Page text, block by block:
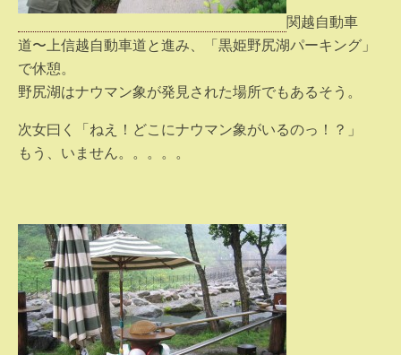
関越自動車
道〜上信越自動車道と進み、「黒姫野尻湖パーキング」
で休憩。
野尻湖はナウマン象が発見された場所でもあるそう。
次女曰く「ねえ！どこにナウマン象がいるのっ！？」
もう、いません。。。。。